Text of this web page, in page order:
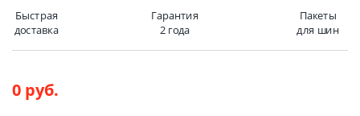
Быстрая
доставка
Гарантия
2 года
Пакеты
для шин
0 руб.